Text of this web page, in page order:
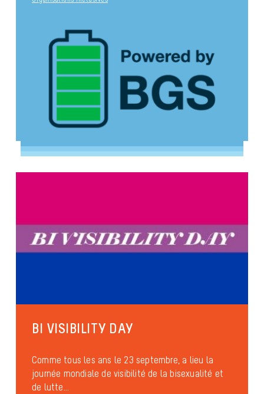
BI VISIBILITY DAY
Comme tous les ans le 23 septembre, a lieu la
journée mondiale de visibilité de la bisexualité et
de lutte...